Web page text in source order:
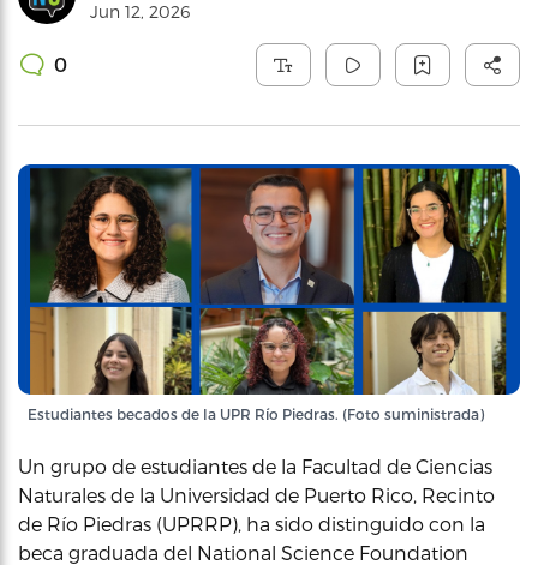
Jun 12, 2026
0
Estudiantes becados de la UPR Río Piedras. (Foto suministrada)
Un grupo de estudiantes de la Facultad de Ciencias
Naturales de la Universidad de Puerto Rico, Recinto
de Río Piedras (UPRRP), ha sido distinguido con la
beca graduada del National Science Foundation